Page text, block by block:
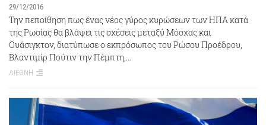
29/12/2016
Την πεποίθηση πως ένας νέος γύρος κυρώσεων των ΗΠΑ κατά
της Ρωσίας θα βλάψει τις σχέσεις μεταξύ Μόσχας και
Ουάσιγκτον, διατύπωσε ο εκπρόσωπος του Ρώσου Προέδρου,
Βλαντιμίρ Πούτιν την Πέμπτη,…
ΔΙΕΘΝΗ